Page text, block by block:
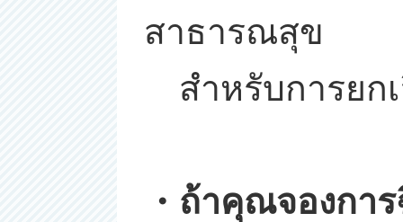
สาธารณสุข
สำหรับการยก
・ถ้าคุณจองกา